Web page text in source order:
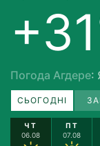
Погода Агдере:
СЬОГОДНІ
ЧТ
06.08
ПТ
07.08